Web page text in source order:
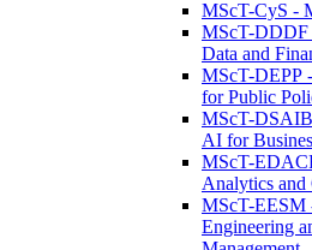
MScT-CyS -
MScT-DDDF
Data and
MScT-DEPP
for Public
MScT-DSAIB
AI for
MScT-
Analytics and
MScT-EESM
Engineering